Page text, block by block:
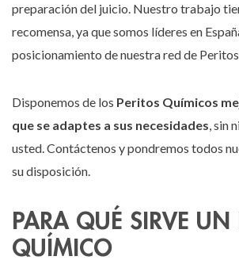
preparación del juicio. Nuestro trabajo
recomensa, ya que somos líderes en
posicionamiento de nuestra red de
Disponemos de los Peritos Químicos
que se adaptes a sus necesidades, sin
usted. Contáctenos y pondremos todos
su disposición.
PARA QUÉ SIRVE UN
QUÍMICO